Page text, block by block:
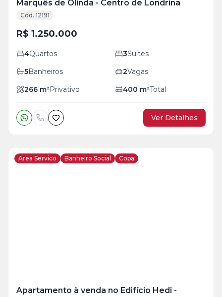
Marquês de Olinda - Centro de Londrina
Cód. 12191
R$ 1.250.000
4Quartos 3Suítes
5Banheiros 2Vagas
266 m²Privativo 400 m²Total
Ver Detalhes
Area Servico Banheiro Social Copa
Apartamento à venda no Edifício Hedi -